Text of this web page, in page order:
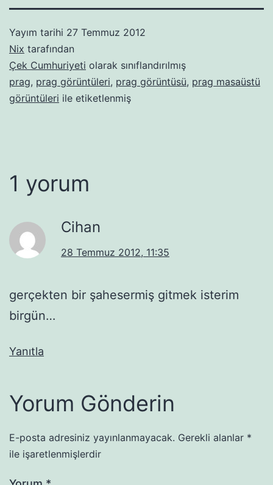
Yayım tarihi 27 Temmuz 2012
Nix tarafından
Çek Cumhuriyeti olarak sınıflandırılmış
prag, prag görüntüleri, prag görüntüsü, prag masaüstü
görüntüleri ile etiketlenmiş
1 yorum
Cihan
28 Temmuz 2012, 11:35
gerçekten bir şahesermiş gitmek isterim
birgün…
Yanıtla
Yorum Gönderin
E-posta adresiniz yayınlanmayacak. Gerekli alanlar *
ile işaretlenmişlerdir